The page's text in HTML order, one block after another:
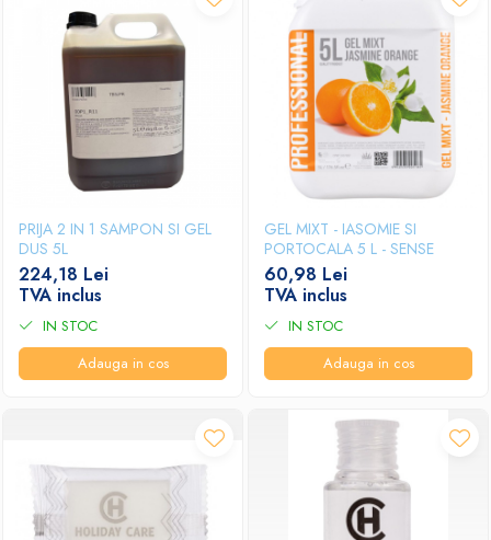
PRIJA 2 IN 1 SAMPON SI GEL
DUS 5L
224,18 Lei
TVA inclus
IN STOC
Adauga in cos
GEL MIXT - IASOMIE SI
PORTOCALA 5 L - SENSE
60,98 Lei
TVA inclus
IN STOC
Adauga in cos